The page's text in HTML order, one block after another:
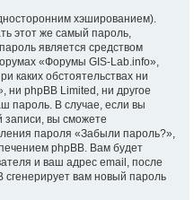
хэшированием).
этот же самый пароль,
является средством
«Форумы GIS-Lab.info»,
каких обстоятельствах ни
ни phpBB Limited, ни другое
пароль. В случае, если вы
записи, вы сможете
пароля «Забыли пароль?»,
phpBB. Вам будет
и ваш адрес email, после
сгенерирует вам новый пароль